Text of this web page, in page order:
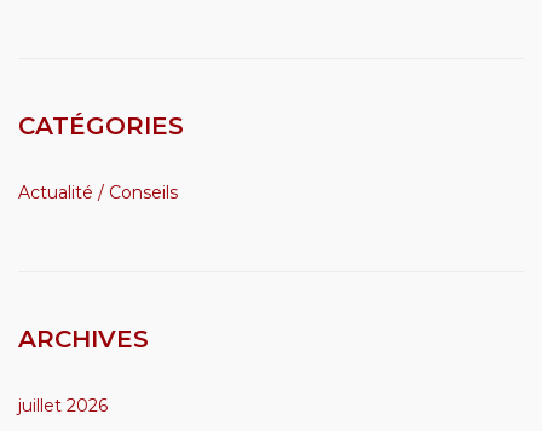
CATÉGORIES
Actualité / Conseils
ARCHIVES
juillet 2026